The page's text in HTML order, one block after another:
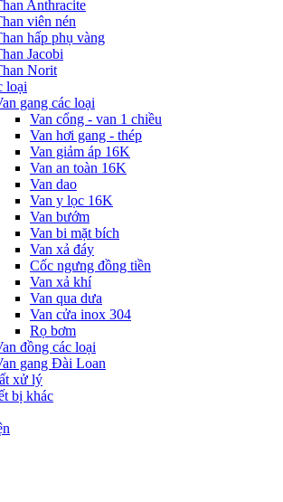
Anthracite
viên nén
hấp phụ vàng
Jacobi
Norit
loại
gang các loại
Van cổng - van 1 chiều
Van hơi gang - thép
Van giảm áp 16K
Van an toàn 16K
Van dao
Van y lọc 16K
Van bướm
Van bi mặt bích
Van xả đáy
Cốc ngưng đồng tiền
Van xả khí
Van qua dưa
Van cửa inox 304
Rọ bơm
đồng các loại
gang Đài Loan
xử lý
bị khác